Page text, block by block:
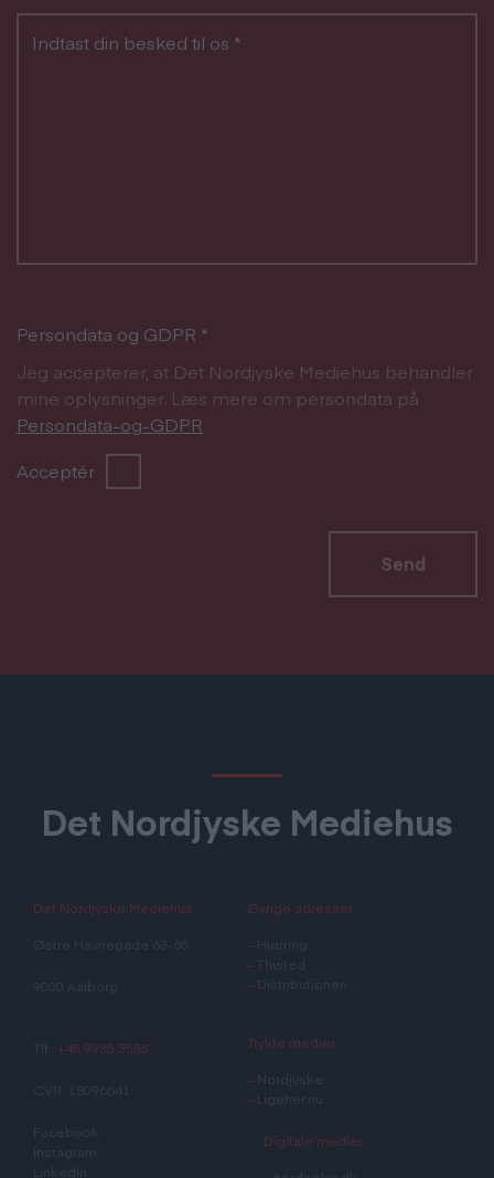
Indtast din besked til os *
Persondata og GDPR *
Jeg accepterer, at Det Nordjyske Mediehus behandler
mine oplysninger. Læs mere om persondata på
Persondata-og-GDPR
Acceptér
Send
Det Nordjyske Mediehus
Det Nordjyske Mediehus
Østre Havnegade 63-65
Tlf.: +45 9935 3535
CVR: 18096641
Facebook
Instagram
LinkedIn
Øvrige adresser
–
– Thisted
–
Distributionen
Trykte medier
–
Nordjyske
–
Digitale medier